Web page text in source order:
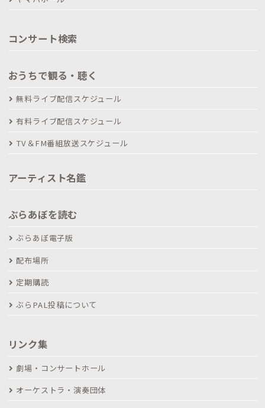
コンサート検索
おうちで観る・聴く
無料ライブ配信スケジュール
有料ライブ配信スケジュール
TV＆FM番組放送スケジュール
アーティスト名鑑
ぶらあぼを読む
ぶらあぼ電子版
配布場所
定期購読
ぶらPAL投稿について
リンク集
劇場・コンサートホール
オーケストラ・演奏団体